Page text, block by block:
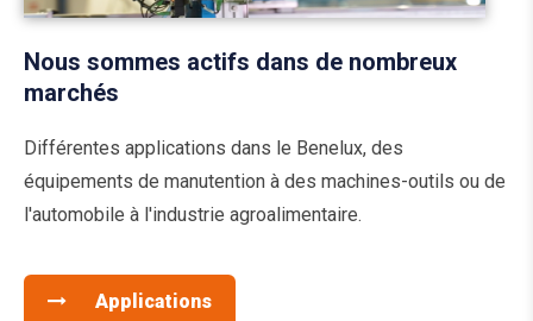
Nous sommes actifs dans de nombreux
marchés
Différentes applications dans le Benelux, des
équipements de manutention à des machines-outils ou de
l'automobile à l'industrie agroalimentaire.
Applications